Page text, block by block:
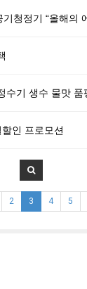
청정기 “올해의 에
기 생수 물맛 품평
인 프로모션
2 3 4 5